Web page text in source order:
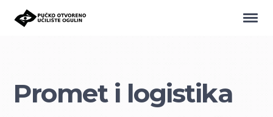
Promet i logistika